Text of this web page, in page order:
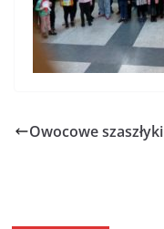
Owocowe szaszłyki